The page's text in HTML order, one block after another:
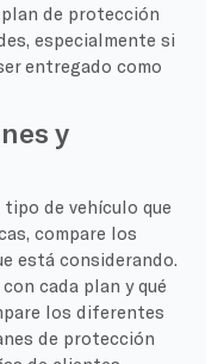
de protección
especialmente si
entregado como
y
tipo de vehículo que
compare los
está considerando.
cada plan y qué
los diferentes
de protección